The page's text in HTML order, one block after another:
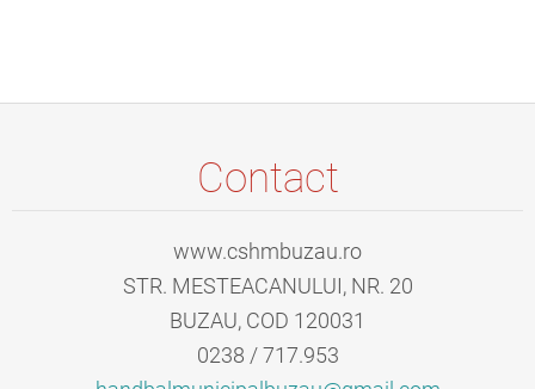
Contact
www.cshmbuzau.ro
STR. MESTEACANULUI, NR. 20
BUZAU, COD 120031
0238 / 717.953